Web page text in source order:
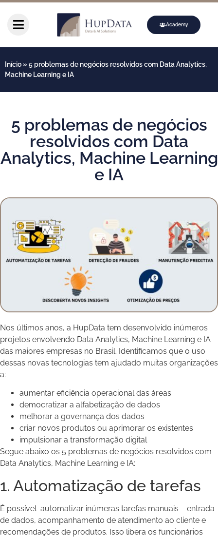
Academy
Início» 5 problemas de negócios resolvidos com Data Analytics,
Machine Learning e IA
5 problemas de negócios
resolvidos com Data
Analytics, Machine Learning
e IA
Nos últimos anos, a HupData tem desenvolvido inúmeros
projetos envolvendo Data Analytics, Machine Learning e IA
das maiores empresas no Brasil. Identificamos que o uso
dessas novas tecnologias tem ajudado muitas organizações
a:
aumentar eficiência operacional das áreas
democratizar a alfabetização de dados
melhorar a governança dos dados
criar novos produtos ou aprimorar os existentes
impulsionar a transformação digital
Segue abaixo os 5 problemas de negócios resolvidos com
Data Analytics, Machine Learning e IA:
1. Automatização de tarefas
É possível automatizar inúmeras tarefas manuais – entrada
de dados, acompanhamento de atendimento ao cliente e
recomendações de produtos. Isso libera os funcionários